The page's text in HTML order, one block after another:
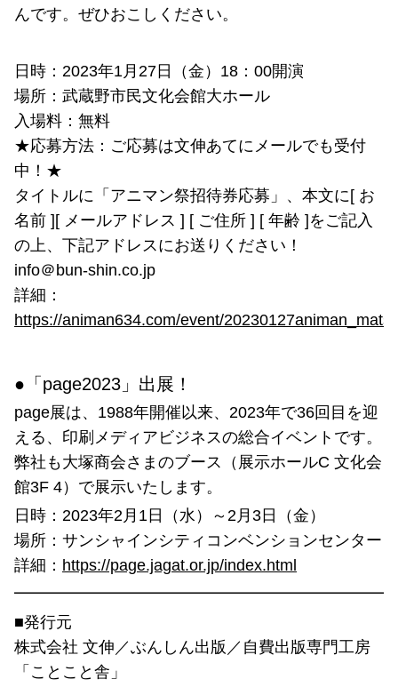
んです。ぜひおこしください。
日時：2023年1月27日（金）18：00開演
場所：武蔵野市民文化会館大ホール
入場料：無料
★応募方法：ご応募は文伸あてにメールでも受付
中！★
タイトルに「アニマン祭招待券応募」、本文に[ お
名前 ][ メールアドレス ] [ ご住所 ] [ 年齢 ]をご記入
の上、下記アドレスにお送りください！
info＠bun-shin.co.jp
詳細：
https://animan634.com/event/
●「page2023」出展！
page展は、1988年開催以来、2023年で36回目を迎
える、印刷メディアビジネスの総合イベントです。
弊社も大塚商会さまのブース（展示ホールC 文化会
館3F 4）で展示いたします。
日時：2023年2月1日（水）～2月3日（金）
場所：サンシャインシティコンベンションセンター
詳細： https://page.jagat.or.jp/index.html
■発行元
株式会社 文伸／ぶんしん出版／自費出版専門工房
「ことこと舎」